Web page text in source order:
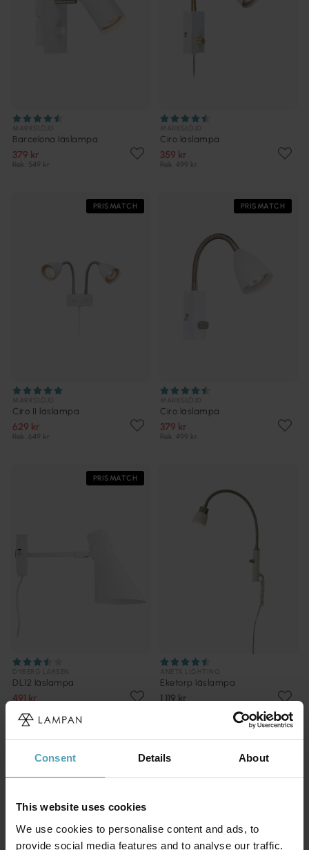
Consent Details About
This website uses cookies
We use cookies to personalise content and ads, to
provide social media features and to analyse our traffic.
Barcelona läslampa
379 kr
Rek. 549 kr
Ciro läslampa
359 kr
Rek. 499 kr
PRISMATCH
Ciro II läslampa
629 kr
Rek. 649 kr
PRISMATCH
Ciro läslampa
379 kr
Rek. 499 kr
PRISMATCH
DL12 läslampa
491 kr
Eketorp läslampa
1 119 kr